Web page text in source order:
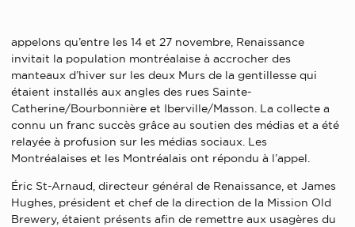
appelons qu’entre les 14 et 27 novembre, Renaissance
invitait la population montréalaise à accrocher des
manteaux d’hiver sur les deux Murs de la gentillesse qui
étaient installés aux angles des rues Sainte-
Catherine/Bourbonnière et Iberville/Masson. La collecte a
connu un franc succès grâce au soutien des médias et a été
relayée à profusion sur les médias sociaux. Les
Montréalaises et les Montréalais ont répondu à l’appel.
Éric St-Arnaud, directeur général de Renaissance, et James
Hughes, président et chef de la direction de la Mission Old
Brewery, étaient présents afin de remettre aux usagères du